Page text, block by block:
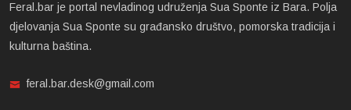
Feral.bar je portal nevladinog udruženja Sua Sponte iz Bara. Polja
djelovanja Sua Sponte su građansko društvo, pomorska tradicija i
kulturna baština.
feral.bar.desk@gmail.com